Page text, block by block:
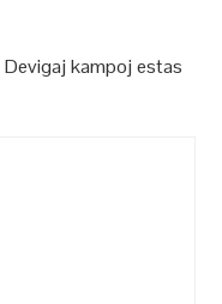
Devigaj kampoj estas